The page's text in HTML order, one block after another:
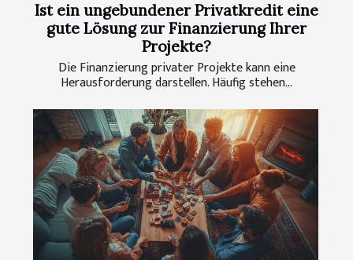
Ist ein ungebundener Privatkredit eine
gute Lösung zur Finanzierung Ihrer
Projekte?
Die Finanzierung privater Projekte kann eine
Herausforderung darstellen. Häufig stehen...